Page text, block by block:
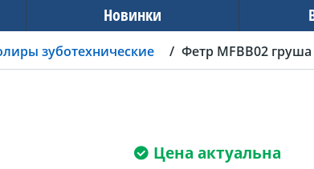
Новинки
зуботехнические Фетр MFBB02 груша
Цена актуальна